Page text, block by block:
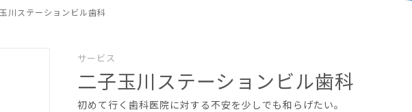
川ステーションビル歯科
サービス
二子玉川ステーションビル歯科
初めて行く歯科医院に対する不安を少しでも和らげたい。